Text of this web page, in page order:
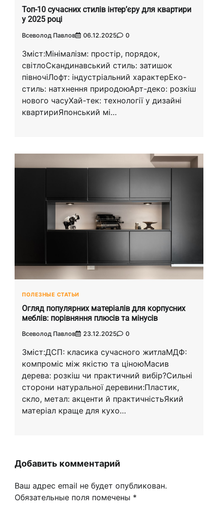
Топ-10 сучасних стилів інтер’єру для квартири
у 2025 році
Всеволод Павлов 06.12.2025 0
Зміст:Мінімалізм: простір, порядок,
світлоСкандинавський стиль: затишок
півночіЛофт: індустріальний характерЕко-
стиль: натхнення природоюАрт-деко: розкіш
нового часуХай-тек: технології у дизайні
квартириЯпонський мі…
ПОЛЕЗНЫЕ СТАТЬИ
Огляд популярних матеріалів для корпусних
меблів: порівняння плюсів та мінусів
Всеволод Павлов 23.12.2025 0
Зміст:ДСП: класика сучасного житлаМДФ:
компроміс між якістю та ціноюМасив
дерева: розкіш чи практичний вибір?Сильні
сторони натуральної деревини:Пластик,
скло, метал: акценти й практичністьЯкий
матеріал краще для кухо…
Добавить комментарий
Ваш адрес email не будет опубликован.
Обязательные поля помечены *